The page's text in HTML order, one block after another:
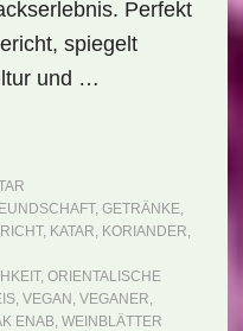
Perfekt
spiegelt
und …
, GETRÄNKE,
, KATAR, KORIANDER,
, ORIENTALISCHE
, VEGAN , VEGANER,
ENAB, WEINBLÄTTER